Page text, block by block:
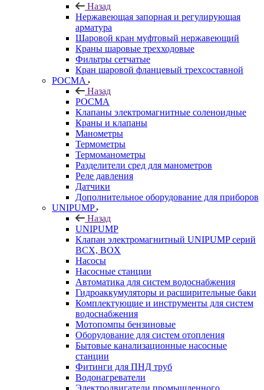
Назад
Нержавеющая запорная и регулирующая
арматура
Шаровой кран муфтовый нержавеющий
Краны шаровые трехходовые
Фильтры сетчатые
Кран шаровой фланцевый трехсоставной
РОСМА
Назад
РОСМА
Клапаны электромагнитные соленоидные
Краны и клапаны
Манометры
Термометры
Термоманометры
Разделители сред для манометров
Реле давления
Датчики
Дополнительное оборудование для приборов
UNIPUMP
Назад
UNIPUMP
Клапан электромагнитный UNIPUMP серий
BCX, BOX
Насосы
Насосные станции
Автоматика для систем водоснабжения
Гидроаккумуляторы и расширительные баки
Комплектующие и инструменты для систем
водоснабжения
Мотопомпы бензиновые
Оборудование для систем отопления
Бытовые канализационные насосные
станции
Фитинги для ПНД труб
Водонагреватели
Электродвигатели промышленного